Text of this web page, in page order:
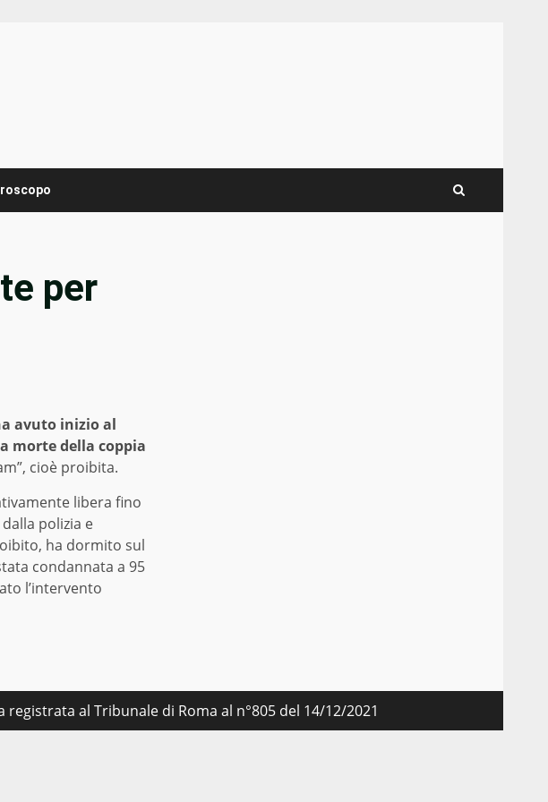
per
avuto inizio al
morte della coppia
cioè proibita.
libera fino
polizia e
ha dormito sul
condannata a 95
l’intervento
al Tribunale di Roma al n°805 del 14/12/2021